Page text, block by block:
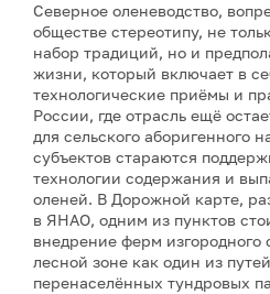
Северное оленеводство,
обществе стереотипу, не
набор традиций, но и
жизни, который включает в
технологические приёмы и
России, где отрасль ещё
для сельского аборигенного
субъектов стараются
технологии содержания и
оленей. В Дорожной карте,
в ЯНАО, одним из пунктов
внедрение ферм
лесной зоне как один из
перенаселённых тундровых